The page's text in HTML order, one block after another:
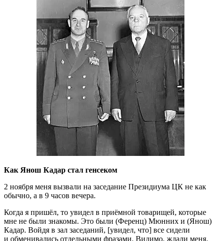
Как Янош Кадар стал генсеком
2 ноября меня вызвали на заседание Президиума ЦК не как
обычно, а в 9 часов вечера.
Когда я пришёл, то увидел в приёмной товарищей, которые
мне не были знакомы. Это были (Ференц) Мюнних и (Янош)
Кадар. Войдя в зал заседаний, [увидел, что] все сидели
и обменивались отдельными фразами. Видимо, ждали меня.